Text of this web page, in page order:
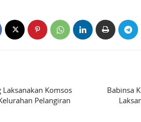
Komsos
Pelangiran
Babinsa